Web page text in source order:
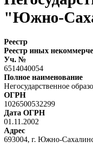
"Южно-
Реестр
Реестр иных
Уч. №
6514040054
Полное наименование
Негосударственное
ОГРН
1026500532299
Дата ОГРН
01.11.2002
Адрес
693004, г. Южно-